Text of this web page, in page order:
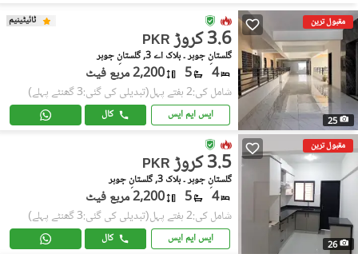
مقبول ترین
25
ٹائیٹینیم
PKR 3.6 کروڑ
گلستانِِ جوہر ۔ بلاک اے 3, گلستانِ جوہر
4
5 2,200 مربع فیٹ
شامل کی:2 ہفتے پہل (تبدیلی کی گئی:3 گھنٹے پہلے)
ایس ایم ایس کال
مقبول ترین
26
PKR 3.5 کروڑ
گلستانِِ جوہر ۔ بلاک 3, گلستانِ جوہر
4
5 2,200 مربع فیٹ
شامل کی:2 ہفتے پہل (تبدیلی کی گئی:3 گھنٹے پہلے)
ایس ایم ایس کال